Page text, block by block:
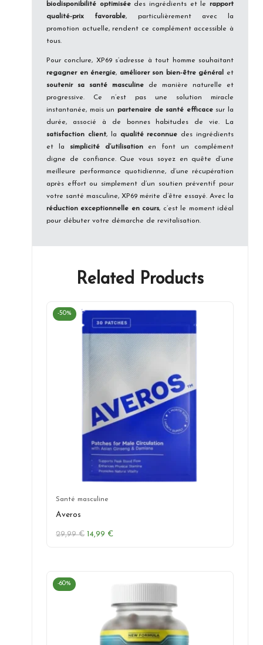
biodisponibilité optimiséedes ingrédients et lerapport
qualité-prix favorable, particulièrement avec la
promotion actuelle, rendent ce complément accessible à
tous.
Pour conclure, XP69 s’adresse à tout homme souhaitant
regagner en énergie, améliorer son bien-être général
et
soutenir sa santé masculine de manière naturelle et
progressive. Ce n’est pas une solution miracle
instantanée, mais un partenaire de santé efficacesur la
durée, associé à de bonnes habitudes de vie. La
satisfaction client, la qualité reconnue des ingrédients
et la
simplicité d’utilisationen font un complément
digne de confiance. Que vous soyez en quête d’une
meilleure performance quotidienne, d’une récupération
après effort ou simplement d’un soutien préventif pour
votre santé masculine, XP69 mérite d’être essayé. Avec la
réduction exceptionnelle en cours, c’est le moment idéal
pour débuter votre démarche de revitalisation.
Related Products
-50%
Santé masculine
Averos
29,99€ Le
14,99 €Le
-60%